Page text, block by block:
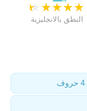
★
★
★
★
★
النطق بالانجليزية